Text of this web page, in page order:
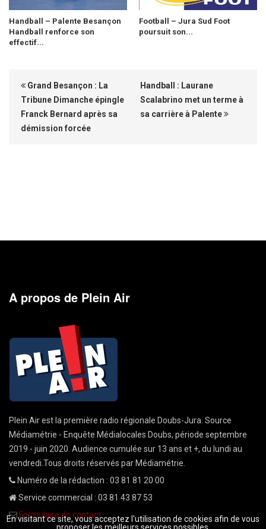
Handball – Palente Besançon
Handball renforce son
effectif...
Football – Jura Sud Foot
poursuit son...
Grand Besançon : La
Tribune Dimanche épingle
Franck Bernard après sa
démission forcée
Handball : Laurane
Scalabrino met un terme à
sa carrière à Palente
A propos de Plein Air
Plein Air est la première radio régionale Doubs-Jura. Source
Médiamétrie - Enquête Médialocales Doubs, période septembre
2019 - juin 2020. Audience cumulée sur 13 ans et +, du lundi au
vendredi.Tous droits réservés par Médiamétrie.
Numéro de la rédaction : 03 81 81 20 00
Service commercial : 03 81 43 87 53
Formulaire de contact
En visitant ce site, vous acceptez l'utilisation de cookies afin de vous